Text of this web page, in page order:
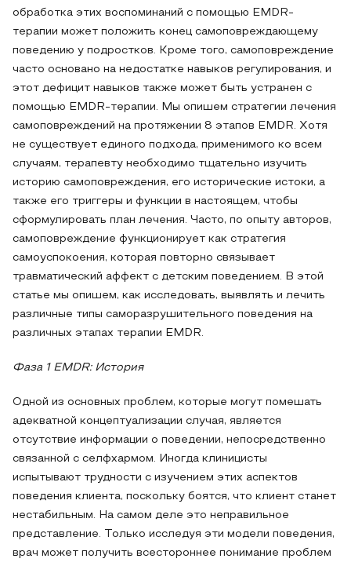
обработка этих воспоминаний с помощью EMDR-
терапии может положить конец самоповреждающему
поведению у подростков. Кроме того, самоповреждение
часто основано на недостатке навыков регулирования, и
этот дефицит навыков также может быть устранен с
помощью EMDR-терапии. Мы опишем стратегии лечения
самоповреждений на протяжении 8 этапов EMDR. Хотя
не существует единого подхода, применимого ко всем
случаям, терапевту необходимо тщательно изучить
историю самоповреждения, его исторические истоки, а
также его триггеры и функции в настоящем, чтобы
сформулировать план лечения. Часто, по опыту авторов,
самоповреждение функционирует как стратегия
самоуспокоения, которая повторно связывает
травматический аффект с детским поведением. В этой
статье мы опишем, как исследовать, выявлять и лечить
различные типы саморазрушительного поведения на
различных этапах терапии EMDR.
Фаза 1 EMDR: История
Одной из основных проблем, которые могут помешать
адекватной концептуализации случая, является
отсутствие информации о поведении, непосредственно
связанной с селфхармом. Иногда клиницисты
испытывают трудности с изучением этих аспектов
поведения клиента, поскольку боятся, что клиент станет
нестабильным. На самом деле это неправильное
представление. Только исследуя эти модели поведения,
врач может получить всестороннее понимание проблем